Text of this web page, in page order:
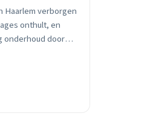
Haarlem verborgen
onthult, en
onderhoud door